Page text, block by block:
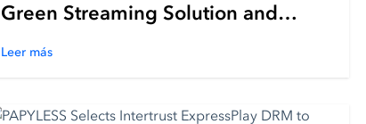
Green Streaming Solution and
Web3 Experiences at IBC 2024
Leer más